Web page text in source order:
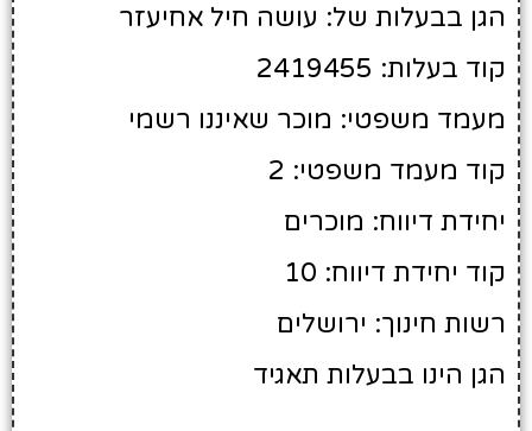
הגן בבעלות של: עושה חיל אחיעזר
קוד בעלות: 2419455
מעמד משפטי: מוכר שאיננו רשמי
קוד מעמד משפטי: 2
יחידת דיווח: מוכרים
קוד יחידת דיווח: 10
רשות חינוך: ירושלים
הגן הינו בבעלות תאגיד